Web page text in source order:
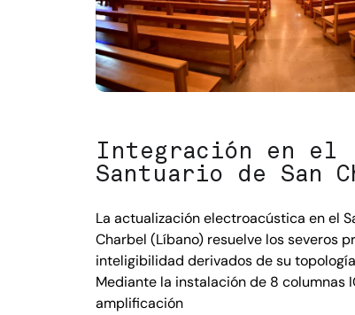
Integración en el
Santuario de San
La actualización electroacústica en el
Charbel (Líbano) resuelve los severos
inteligibilidad derivados de su
Mediante la instalación de 8 columnas
amplificación